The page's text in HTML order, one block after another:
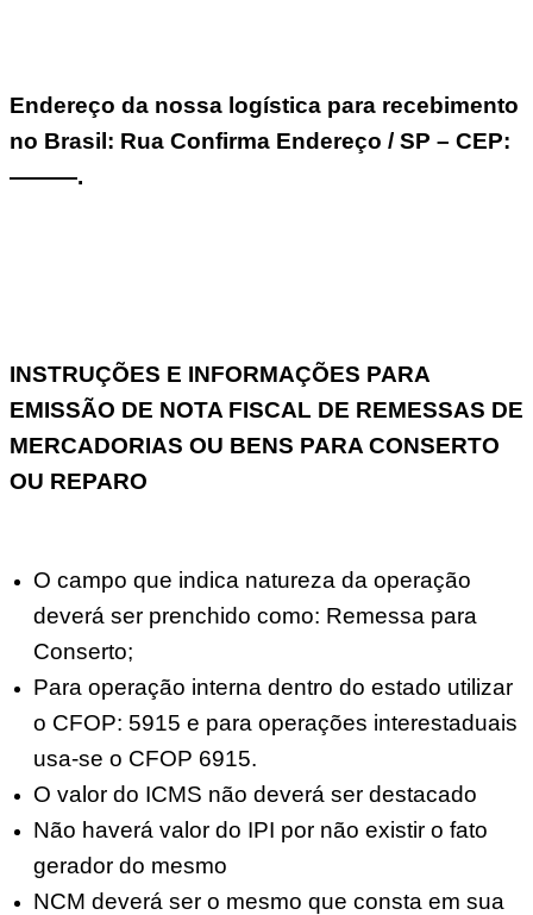
Endereço da nossa logística para recebimento
no Brasil: Rua Confirma Endereço / SP – CEP:
———.
INSTRUÇÕES E INFORMAÇÕES PARA
EMISSÃO DE NOTA FISCAL DE REMESSAS DE
MERCADORIAS OU BENS PARA CONSERTO
OU REPARO
O campo que indica natureza da operação
deverá ser prenchido como: Remessa para
Conserto;
Para operação interna dentro do estado utilizar
o CFOP: 5915 e para operações interestaduais
usa-se o CFOP 6915.
O valor do ICMS não deverá ser destacado
Não haverá valor do IPI por não existir o fato
gerador do mesmo
NCM deverá ser o mesmo que consta em sua